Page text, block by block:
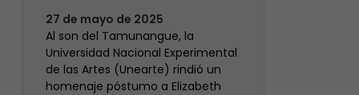
27 de mayo de 2025
Al son del Tamunangue, la
Universidad Nacional Experimental
de las Artes (Unearte) rindió un
homenaje póstumo a Elizabeth